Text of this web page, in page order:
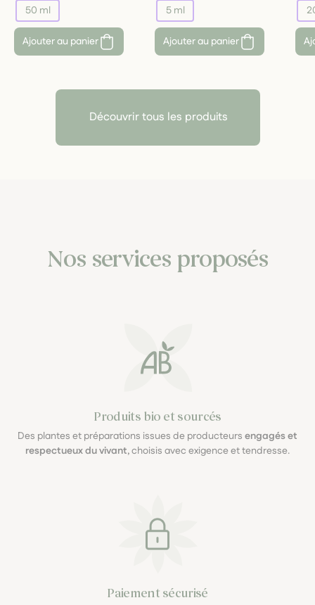
50 ml
Ajouter au panier
5 ml
Ajouter au panier
Découvrir tous les produits
Nos services proposés
Produits bio et sourcés
Des plantes et préparations issues de producteurs engagés et
respectueux du vivant, choisis avec exigence et tendresse.
Paiement sécurisé